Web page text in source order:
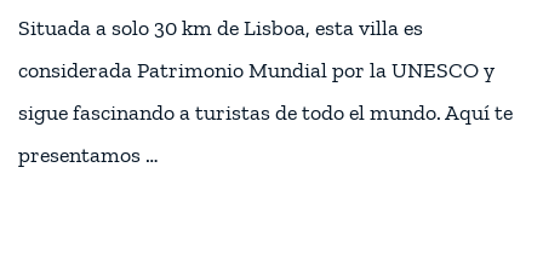
Situada a solo 30 km de Lisboa, esta villa es
considerada Patrimonio Mundial por la UNESCO y
sigue fascinando a turistas de todo el mundo. Aquí te
presentamos …